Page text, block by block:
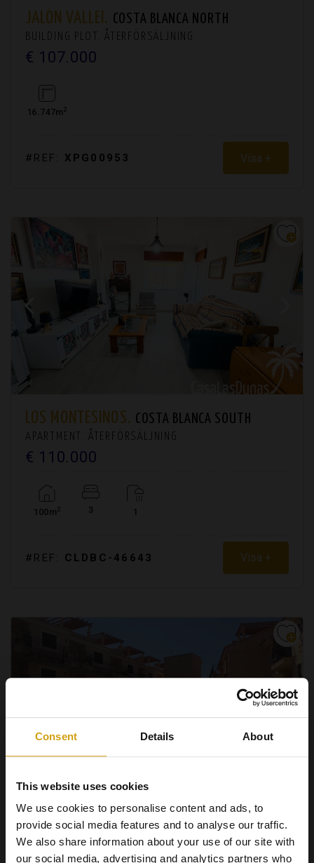
Consent Details About
This website uses cookies
We use cookies to personalise content and ads, to
provide social media features and to analyse our traffic.
We also share information about your use of our site with
our social media, advertising and analytics partners who
JALÓN VALLEI. COSTA BLANCA NORTH
BUILDING PLOT. ÅTERFÖRSÄLJNING
€ 107.000
16.747m2
#REF: XPG00953 Visa +
LOS MONTESINOS. COSTA BLANCA SOUTH
APARTMENT. ÅTERFÖRSÄLJNING
€ 110.000
100m2 3 1
#REF: CLDBC-46643 Visa +
ÁGUILAS. COSTA CALIDA
APARTMENT. NYBYGGD
€ 110.000